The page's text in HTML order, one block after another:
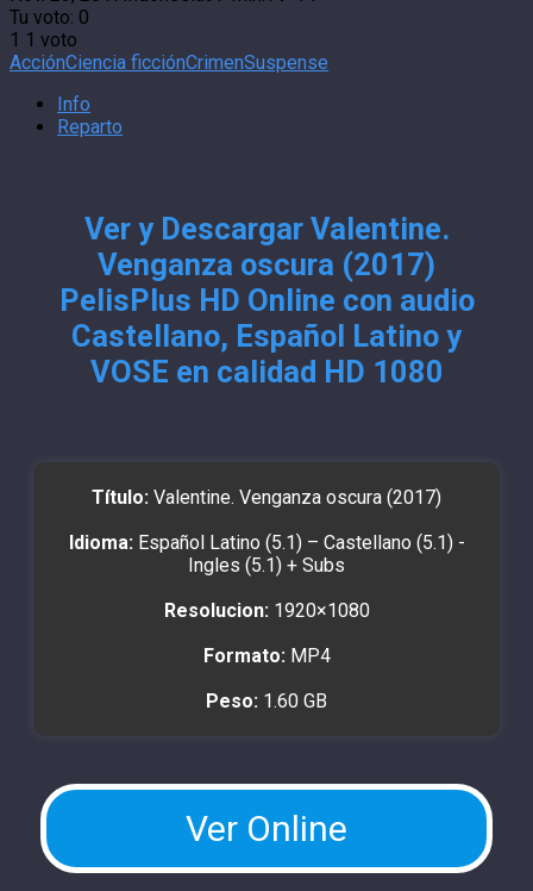
Tu voto: 0
1 1 voto
AcciónCiencia ficciónCrimenSuspense
Info
Reparto
Ver y Descargar Valentine.
Venganza oscura (2017)
PelisPlus HD Online con audio
Castellano, Español Latino y
VOSE en calidad HD 1080
Título: Valentine. Venganza oscura (2017)
Idioma: Español Latino (5.1) – Castellano (5.1) -
Ingles (5.1) + Subs
Resolucion: 1920×1080
Formato: MP4
Peso: 1.60 GB
Ver Online